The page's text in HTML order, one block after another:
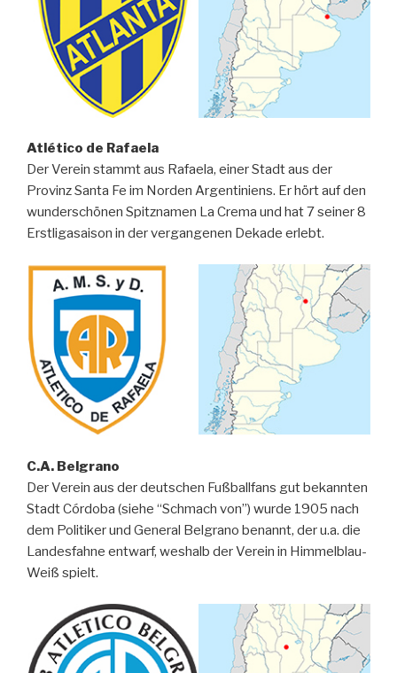
Atlético de Rafaela
Der Verein stammt aus Rafaela, einer Stadt aus der
Provinz Santa Fe im Norden Argentiniens. Er hört auf den
wunderschönen Spitznamen La Crema und hat 7 seiner 8
Erstligasaison in der vergangenen Dekade erlebt.
C.A. Belgrano
Der Verein aus der deutschen Fußballfans gut bekannten
Stadt Córdoba (siehe “Schmach von”) wurde 1905 nach
dem Politiker und General Belgrano benannt, der u.a. die
Landesfahne entwarf, weshalb der Verein in Himmelblau-
Weiß spielt.